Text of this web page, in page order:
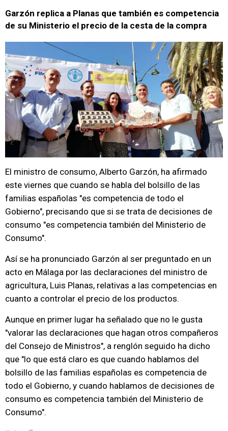
Garzón replica a Planas que también es competencia
de su Ministerio el precio de la cesta de la compra
El ministro de consumo, Alberto Garzón, ha afirmado
este viernes que cuando se habla del bolsillo de las
familias españolas "es competencia de todo el
Gobierno", precisando que si se trata de decisiones de
consumo "es competencia también del Ministerio de
Consumo".
Así se ha pronunciado Garzón al ser preguntado en un
acto en Málaga por las declaraciones del ministro de
agricultura, Luis Planas, relativas a las competencias en
cuanto a controlar el precio de los productos.
Aunque en primer lugar ha señalado que no le gusta
"valorar las declaraciones que hagan otros compañeros
del Consejo de Ministros", a renglón seguido ha dicho
que "lo que está claro es que cuando hablamos del
bolsillo de las familias españolas es competencia de
todo el Gobierno, y cuando hablamos de decisiones de
consumo es competencia también del Ministerio de
Consumo".